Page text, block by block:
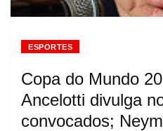
ESPORTES
Copa do Mundo
Ancelotti divulga
convocados;